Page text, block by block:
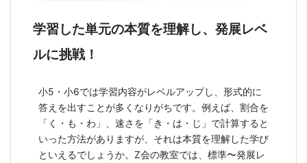
学習した単元の本質を理解し、発展レベ
ルに挑戦！
小5・小6では学習内容がレベルアップし、形式的に
答えを出すことが多くなりがちです。例えば、割合を
「く・も・わ」、速さを「き・は・じ」で計算すると
いった方法がありますが、それは本質を理解した学び
といえるでしょうか。Z会の教室では、標準〜発展レ